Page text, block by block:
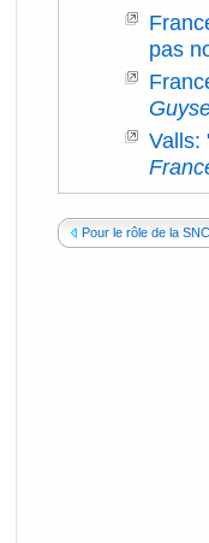
pas
Valls:
Pour le rôle de la